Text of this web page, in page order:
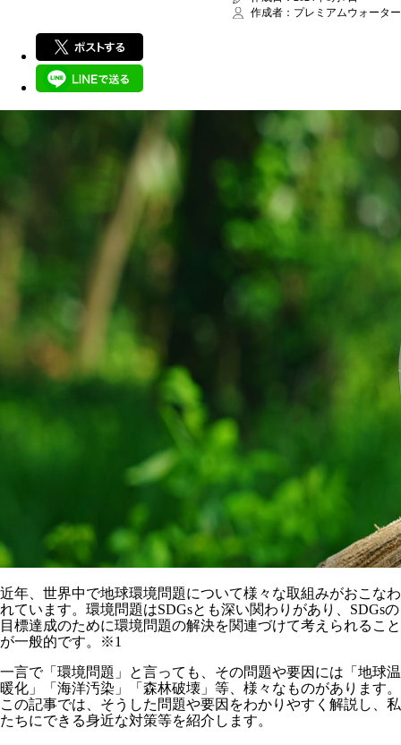
作成者：プレミアムウォーター
近年、世界中で地球環境問題について様々な取組みがおこなわ
れています。環境問題はSDGsとも深い関わりがあり、SDGsの
目標達成のために環境問題の解決を関連づけて考えられること
が一般的です。※1
一言で「環境問題」と言っても、その問題や要因には「地球温
暖化」「海洋汚染」「森林破壊」等、様々なものがあります。
この記事では、そうした問題や要因をわかりやすく解説し、私
たちにできる身近な対策等を紹介します。